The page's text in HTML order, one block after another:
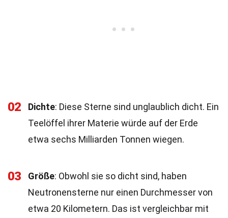
02 Dichte: Diese Sterne sind unglaublich dicht. Ein
Teelöffel ihrer Materie würde auf der Erde
etwa sechs Milliarden Tonnen wiegen.
03 Größe: Obwohl sie so dicht sind, haben
Neutronensterne nur einen Durchmesser von
etwa 20 Kilometern. Das ist vergleichbar mit